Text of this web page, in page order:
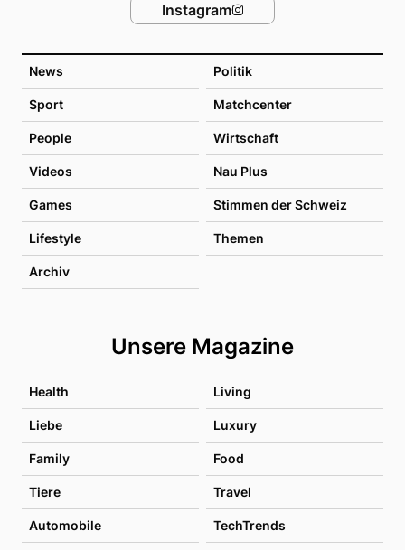
News Politik
Sport Matchcenter
People Wirtschaft
Videos Nau Plus
Games Stimmen der Schweiz
Lifestyle Themen
Archiv
Unsere Magazine
Health Living
Liebe Luxury
Family Food
Tiere Travel
Automobile TechTrends
Instagram